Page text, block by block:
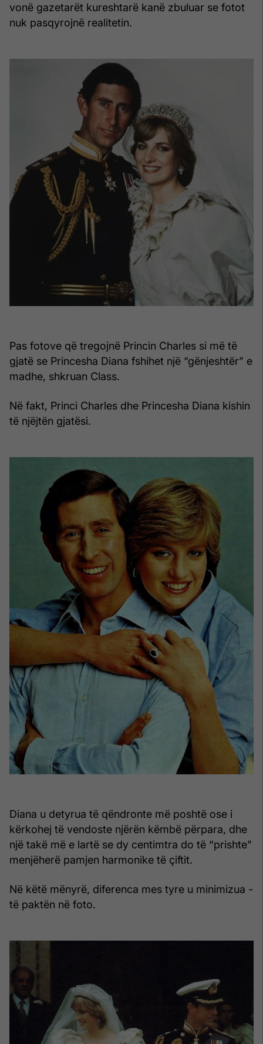
vonë gazetarët kureshtarë kanë zbuluar se fotot
nuk pasqyrojnë realitetin.
Pas fotove që tregojnë Princin Charles si më të
gjatë se Princesha Diana fshihet një “gënjeshtër” e
madhe, shkruan Class.
Në fakt, Princi Charles dhe Princesha Diana kishin
të njëjtën gjatësi.
Diana u detyrua të qëndronte më poshtë ose i
kërkohej të vendoste njërën këmbë përpara, dhe
një takë më e lartë se dy centimtra do të “prishte”
menjëherë pamjen harmonike të çiftit.
Në këtë mënyrë, diferenca mes tyre u minimizua -
të paktën në foto.